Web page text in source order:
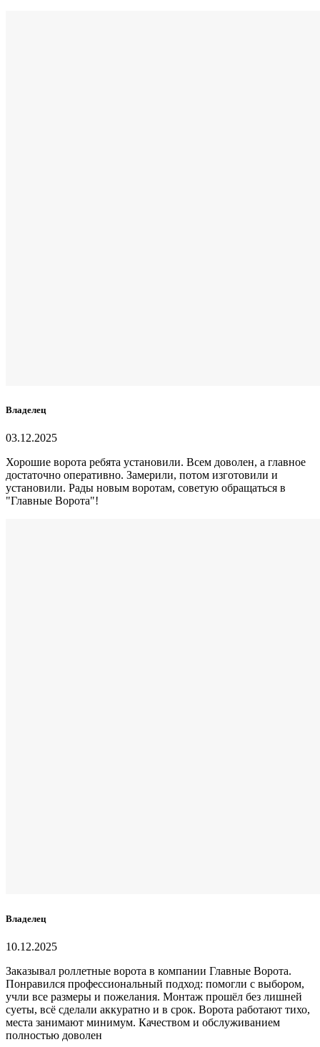
Владелец
03.12.2025
Хорошие ворота ребята установили. Всем доволен, а главное
достаточно оперативно. Замерили, потом изготовили и
установили. Рады новым воротам, советую обращаться в
"Главные Ворота"!
Владелец
10.12.2025
Заказывал роллетные ворота в компании Главные Ворота.
Понравился профессиональный подход: помогли с выбором,
учли все размеры и пожелания. Монтаж прошёл без лишней
суеты, всё сделали аккуратно и в срок. Ворота работают тихо,
места занимают минимум. Качеством и обслуживанием
полностью доволен